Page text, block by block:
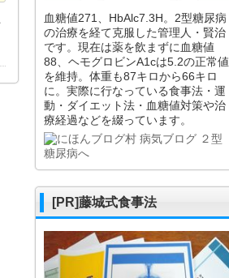
血糖値271、HbAlc7.3H。2型糖尿病
の治療を経て克服した管理人・賢治
です。現在は薬を飲まずに血糖値
88、ヘモグロビンA1cは5.2の正常値
を維持。体重も87キロから66キロ
に。実際に行なっている食事法・運
動・ダイエット法・血糖値対策や治
療経過などを綴っています。
[PR]藤城式食事法